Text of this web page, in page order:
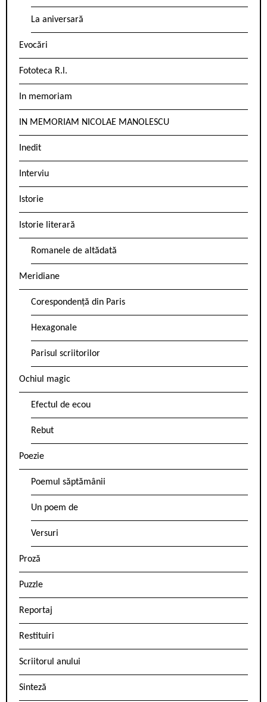
La aniversară
Evocări
Fototeca R.l.
In memoriam
IN MEMORIAM NICOLAE MANOLESCU
Inedit
Interviu
Istorie
Istorie literară
Romanele de altădată
Meridiane
Corespondență din Paris
Hexagonale
Parisul scriitorilor
Ochiul magic
Efectul de ecou
Rebut
Poezie
Poemul săptămânii
Un poem de
Versuri
Proză
Puzzle
Reportaj
Restituiri
Scriitorul anului
Sinteză